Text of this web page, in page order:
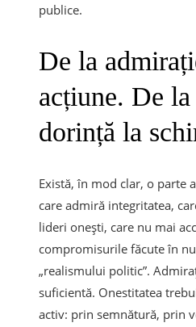
publice.
De la
acțiune. De la
dorință la
Există, în mod clar, o parte
care admiră integritatea,
lideri onești, care nu mai
compromisurile făcute în
„realismului politic”.
suficientă. Onestitatea
activ: prin semnătură, prin